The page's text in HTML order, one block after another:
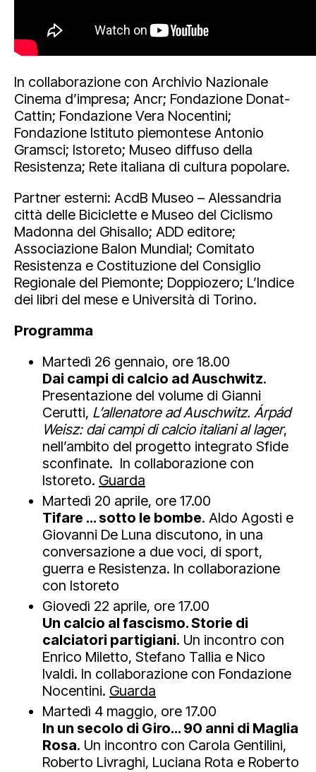
In collaborazione con Archivio Nazionale
Cinema d’impresa; Ancr; Fondazione Donat-
Cattin; Fondazione Vera Nocentini;
Fondazione Istituto piemontese Antonio
Gramsci; Istoreto; Museo diffuso della
Resistenza; Rete italiana di cultura popolare.
Partner esterni: AcdB Museo – Alessandria
città delle Biciclette e Museo del Ciclismo
Madonna del Ghisallo; ADD editore;
Associazione Balon Mundial; Comitato
Resistenza e Costituzione del Consiglio
Regionale del Piemonte; Doppiozero; L’Indice
dei libri del mese e Università di Torino.
Programma
Martedì 26 gennaio, ore 18.00
Dai campi di calcio ad Auschwitz.
Presentazione del volume di Gianni
Cerutti, L’allenatore ad Auschwitz. Árpád
Weisz: dai campi di calcio italiani al lager,
nell’ambito del progetto integrato Sfide
sconfinate. In collaborazione con
Istoreto. Guarda
Martedì 20 aprile, ore 17.00
Tifare … sotto le bombe. Aldo Agosti e
Giovanni De Luna discutono, in una
conversazione a due voci, di sport,
guerra e Resistenza. In collaborazione
con Istoreto
Giovedì 22 aprile, ore 17.00
Un calcio al fascismo. Storie di
calciatori partigiani. Un incontro con
Enrico Miletto, Stefano Tallia e Nico
Ivaldi. In collaborazione con Fondazione
Nocentini. Guarda
Martedì 4 maggio, ore 17.00
In un secolo di Giro… 90 anni di Maglia
Rosa. Un incontro con Carola Gentilini,
Roberto Livraghi, Luciana Rota e Roberto